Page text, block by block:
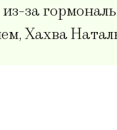
за
Хахва